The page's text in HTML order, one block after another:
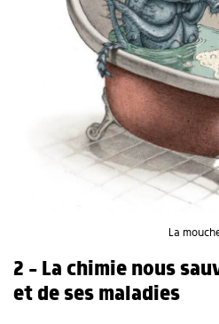
La
2 - La chimie nous
et de ses maladies